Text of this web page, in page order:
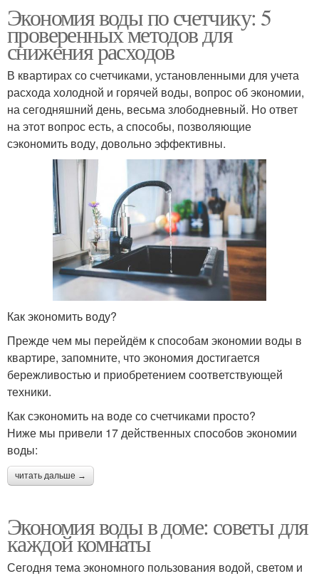
Экономия воды по счетчику: 5
проверенных методов для
снижения расходов
В квартирах со счетчиками, установленными для учета
расхода холодной и горячей воды, вопрос об экономии,
на сегодняшний день, весьма злободневный. Но ответ
на этот вопрос есть, а способы, позволяющие
сэкономить воду, довольно эффективны.
Как экономить воду?
Прежде чем мы перейдём к способам экономии воды в
квартире, запомните, что экономия достигается
бережливостью и приобретением соответствующей
техники.
Как сэкономить на воде со счетчиками просто?
Ниже мы привели 17 действенных способов экономии
воды:
читать дальше →
Экономия воды в доме: советы для
каждой комнаты
Сегодня тема экономного пользования водой, светом и